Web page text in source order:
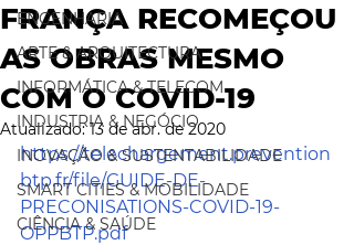
ENGENHARIA
ARTE & ARQUITECTURA
INFORMÁTICA & TELECOM
INDUSTRIA & NEGÓCIO
INOVAÇÃO & SUSTENTABILIDADE
SMART CITIES & MOBILIDADE
CIÊNCIA & SAÚDE
FRANÇA RECOMEÇOU
AS OBRAS MESMO
COM O COVID-19
Atualizado:13 de abr. de 2020
https://telechargement.prevention
btp.fr/file/GUIDE-DE-
PRECONISATIONS-COVID-19-
OPPBTP.pdf